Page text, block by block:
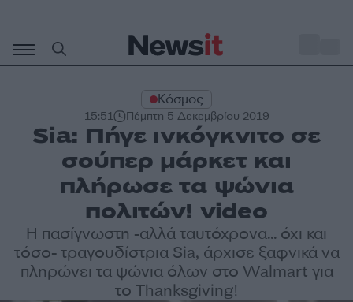
περιεχόμενο
Κόσμος
15:51 Πέμπτη 5 Δεκεμβρίου 2019
Sia: Πήγε ινκόγκνιτο σε
σούπερ μάρκετ και
πλήρωσε τα ψώνια
πολιτών! video
Η πασίγνωστη -αλλά ταυτόχρονα... όχι και
τόσο- τραγουδίστρια Sia, άρχισε ξαφνικά να
πληρώνει τα ψώνια όλων στο Walmart για
το Thanksgiving!